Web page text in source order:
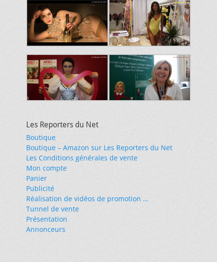
Les Reporters du Net
Boutique
Boutique – Amazon sur Les Reporters du Net
Les Conditions générales de vente
Mon compte
Panier
Publicité
Réalisation de vidéos de promotion …
Tunnel de vente
Présentation
Annonceurs